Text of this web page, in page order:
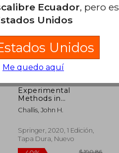
40%
dcto.
Experimental
Methods in
Biomechanics (en
Inglés)
Challis, John H.
Springer, 2020, 1 Edición,
Tapa Dura, Nuevo
Ecuador, pero
Unidos
Unidos
Me quedo aquí